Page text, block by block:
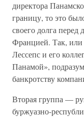
директора
границу, то это
своего долга
Францией. Так, или
Лессепс и его
Панамой»,
банкротству
Вторая группа —
буржуазно-